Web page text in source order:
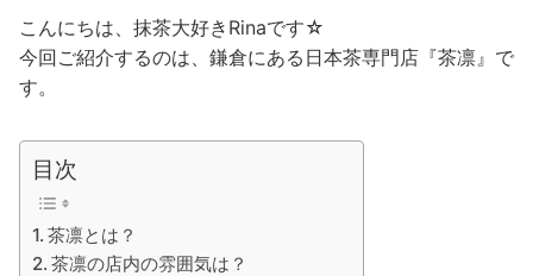
e itt
er
c
e
o
ai
l
e
n
こんにちは、抹茶大好きRinaです☆
今回ご紹介するのは、鎌倉にある日本茶専門店『茶凛』で
す。
目次
茶凛とは？
茶凛の店内の雰囲気は？